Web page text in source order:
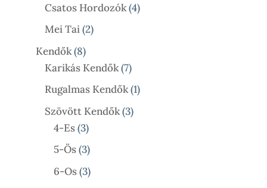
Csatos Hordozók 44
Mei Tai 22
Kendők 88
Termék
Karikás Kendők 77
Termék
Rugalmas Kendők 11
Szövött Kendők 33
4-Es 33
Termék
5-Ös 33
Termék
6-Os 33